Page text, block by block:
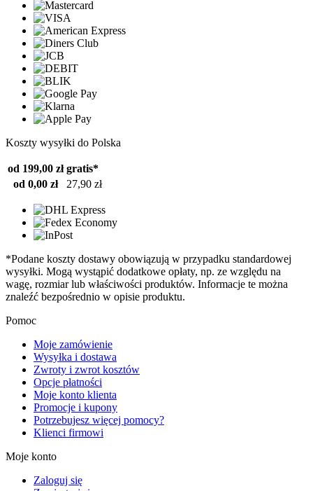
Koszty wysyłki do Polska
od 199,00 zł gratis*
od 0,00 zł
27,90 zł
*Podane koszty dostawy obowiązują w przypadku standardowej
wysyłki. Mogą wystąpić dodatkowe opłaty, np. ze względu na
wagę, rozmiar lub właściwości produktów. Informacje te można
znaleźć bezpośrednio w opisie produktu.
Pomoc
Moje zamówienie
Wysyłka i dostawa
Zwroty i zwrot kosztów
Opcje płatności
Moje konto klienta
Promocje i kupony
Potrzebujesz więcej pomocy?
Klienci firmowi
Moje konto
Zaloguj się